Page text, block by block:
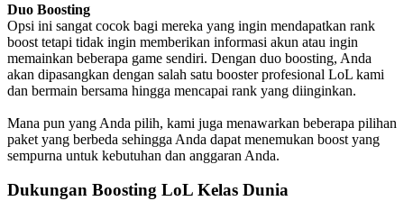
Duo Boosting
Opsi ini sangat cocok bagi mereka yang ingin mendapatkan rank
boost tetapi tidak ingin memberikan informasi akun atau ingin
memainkan beberapa game sendiri. Dengan duo boosting, Anda
akan dipasangkan dengan salah satu booster profesional LoL kami
dan bermain bersama hingga mencapai rank yang diinginkan.
Mana pun yang Anda pilih, kami juga menawarkan beberapa pilihan
paket yang berbeda sehingga Anda dapat menemukan boost yang
sempurna untuk kebutuhan dan anggaran Anda.
Dukungan Boosting LoL Kelas Dunia